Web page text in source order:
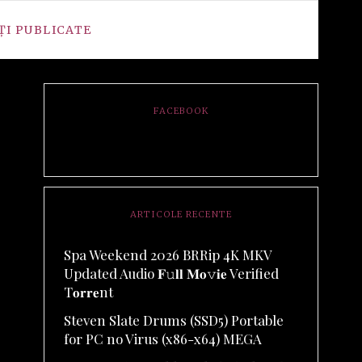
PUBLICATE
FACEBOOK
ARTICOLE RECENTE
Spa Weekend 2026 BRRip 4K MKV
Updated Audio 𝐅𝚞𝐥𝐥 𝐌𝐨𝚟𝐢𝐞 Verified
T𝐨𝐫𝐫𝐞nt
Steven Slate Drums (SSD5) Portable
for PC no Virus (x86-x64) MEGA